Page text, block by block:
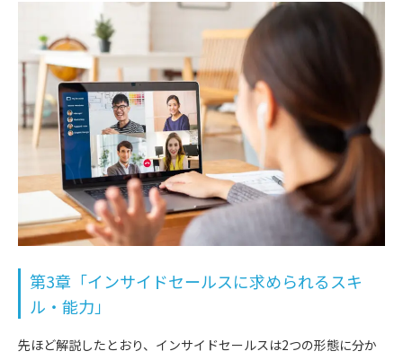
第3章「インサイドセールスに求められるスキ
ル・能力」
先ほど解説したとおり、インサイドセールスは2つの形態に分か